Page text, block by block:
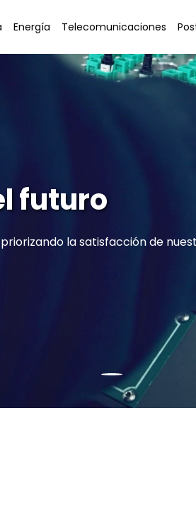
Energía Telecomunicaciones
futuro
la satisfacción de